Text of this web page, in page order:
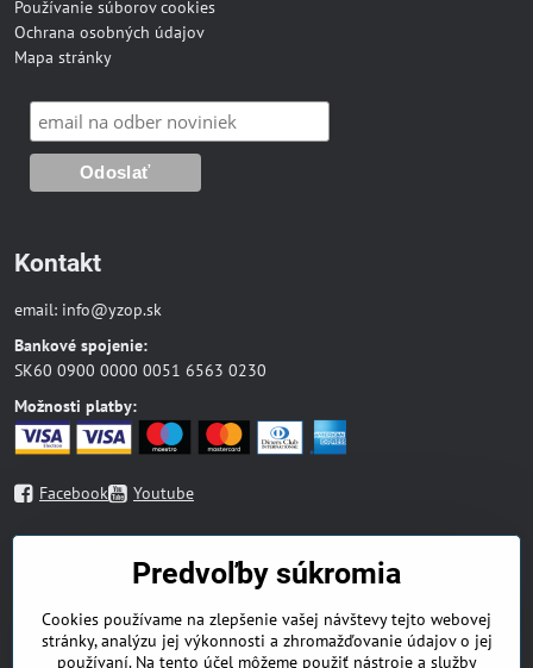
Používanie súborov cookies
Ochrana osobných údajov
Mapa stránky
Kontakt
email: info@yzop.sk
Bankové spojenie:
SK60 0900 0000 0051 6563 0230
Možnosti platby:
Facebook Youtube
Náboženská literatúra
Beletria
Predvoľby súkromia
Cookies používame na zlepšenie vašej návštevy tejto webovej
stránky, analýzu jej výkonnosti a zhromažďovanie údajov o jej
používaní. Na tento účel môžeme použiť nástroje a služby